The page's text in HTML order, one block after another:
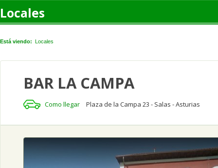
Locales
Está viendo: Locales
BAR LA CAMPA
Como llegar Plaza de la Campa 23 - Salas - Asturias